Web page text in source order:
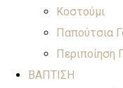
Κοστούμι
Παπούτσια
Περιποίηση
ΒΑΠΤΙΣΗ